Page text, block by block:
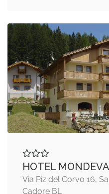
HOTEL
Via Piz del Corvo 16,
Cadore BL